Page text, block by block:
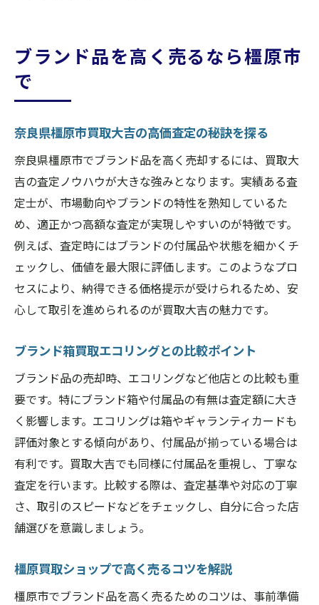
ブランド買取後のフォローサービスも充実
奈良県橿原市買取大吉で納得の価格を実現
ブランド売却時に確認したい重要事項
店舗選びで失敗しないポイント総まとめ
買取大吉大和八木の安心サポート体制
ブランド買取どこがいい奈良の答えを解説
橿原市で満足いくブランド査定の秘訣
ブランド品を高く売るなら橿原市
で
奈良県橿原市買取大吉の高価査定の秘訣を探る
奈良県橿原市でブランド品を高く売却するには、買取大
吉の査定ノウハウが大きな強みとなります。実績ある査
定士が、市場動向やブランドの特性を熟知しているた
め、適正かつ高額な査定が実現しやすいのが特徴です。
例えば、査定時にはブランドの付属品や状態を細かくチ
ェックし、価値を最大限に評価します。このようなプロ
セスにより、納得できる価格提示が受けられるため、安
心して取引を進められるのが買取大吉の魅力です。
ブランド箱買取エコリングとの比較ポイント
ブランド品の売却時、エコリングなど他店との比較も重
要です。特にブランド箱や付属品の有無は査定額に大き
く影響します。エコリングは箱やギャランティカードも
評価対象とする傾向があり、付属品が揃っている場合は
有利です。買取大吉でも同様に付属品を重視し、丁寧な
査定を行います。比較する際は、査定基準や対応の丁寧
さ、取引のスピードなどをチェックし、自分に合った店
舗選びを意識しましょう。
橿原買取ショップで高く売るコツを解説
橿原市でブランド品を高く売るためのコツは、事前準備